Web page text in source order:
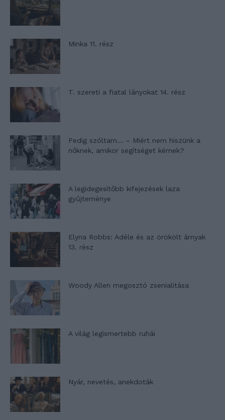
Minka 11. rész
T. szereti a fiatal lányokat 14. rész
Pedig szóltam… – Miért nem hiszünk a
nőknek, amikor segítséget kérnek?
A legidegesítőbb kifejezések laza
gyűjteménye
Elyna Robbs: Adéle és az örökölt árnyak
13. rész
Woody Allen megosztó zsenialitása
A világ legismertebb ruhái
Nyár, nevetés, anekdoták